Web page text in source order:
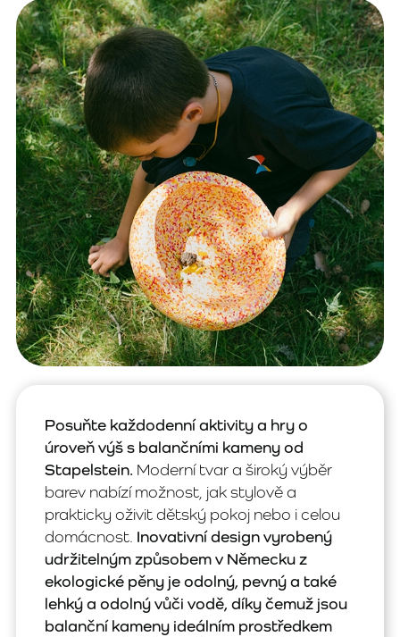
Posuňte každodenní aktivity a hry o
úroveň výš s balančními kameny od
Stapelstein. Moderní tvar a široký výběr
barev nabízí možnost, jak stylově a
prakticky oživit dětský pokoj nebo i celou
domácnost. Inovativní design vyrobený
udržitelným způsobem v Německu z
ekologické pěny je odolný, pevný a také
lehký a odolný vůči vodě, díky čemuž jsou
balanční kameny ideálním prostředkem